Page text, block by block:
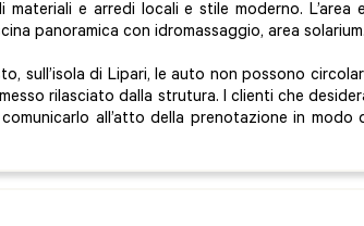
materiali e arredi locali e stile moderno. L’area
panoramica con idromassaggio, area solarium.
sull’isola di Lipari, le auto non possono
rilasciato dalla strutura. I clienti che
all’atto della prenotazione in modo